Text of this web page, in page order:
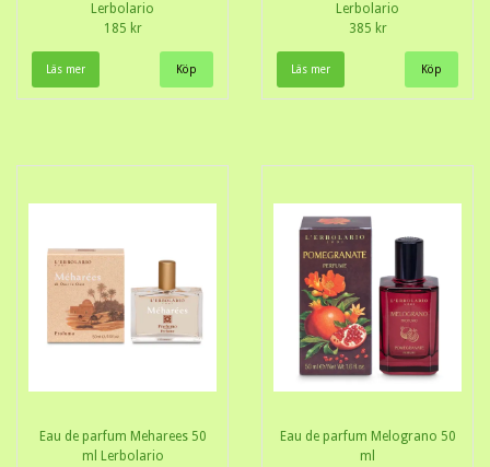
Lerbolario
185 kr
Läs mer
Lerbolario
385 kr
Läs mer
Eau de parfum Meharees 50
ml Lerbolario
Eau de parfum Melograno 50
ml